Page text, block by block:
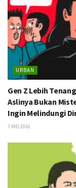
URBAN
Gen Z Lebih
Aslinya Bukan
Ingin Melindungi
7 MEI 2026